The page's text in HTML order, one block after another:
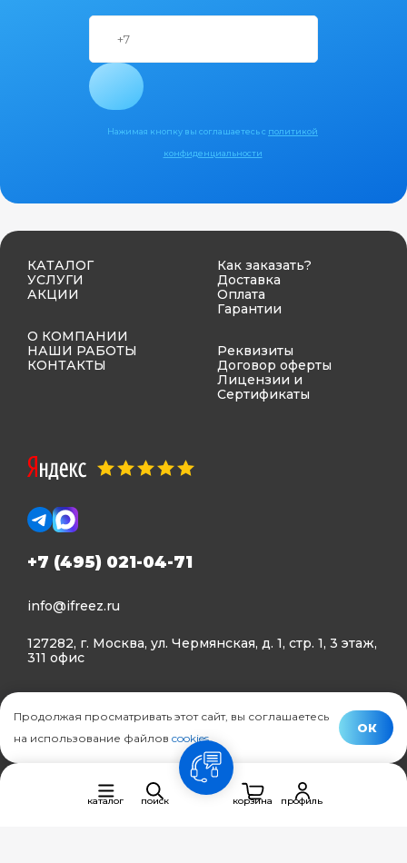
Нажимая кнопку вы соглашаетесь с политикой
конфиденциальности
КАТАЛОГ
УСЛУГИ
АКЦИИ
О КОМПАНИИ
НАШИ РАБОТЫ
КОНТАКТЫ
Как заказать?
Доставка
Оплата
Гарантии
Реквизиты
Договор оферты
Лицензии и
Сертификаты
+7 (495) 021-04-71
info@ifreez.ru
127282, г. Москва, ул. Чермянская, д. 1, стр. 1, 3 этаж,
311 офис
Политика конфиденциальности
© Ifreez - продажа и установка климатической техники,
каталог поиск
связь
корзина
профиль
Продолжая просматривать этот сайт, вы соглашаетесь
на использование файлов cookies.
ОК